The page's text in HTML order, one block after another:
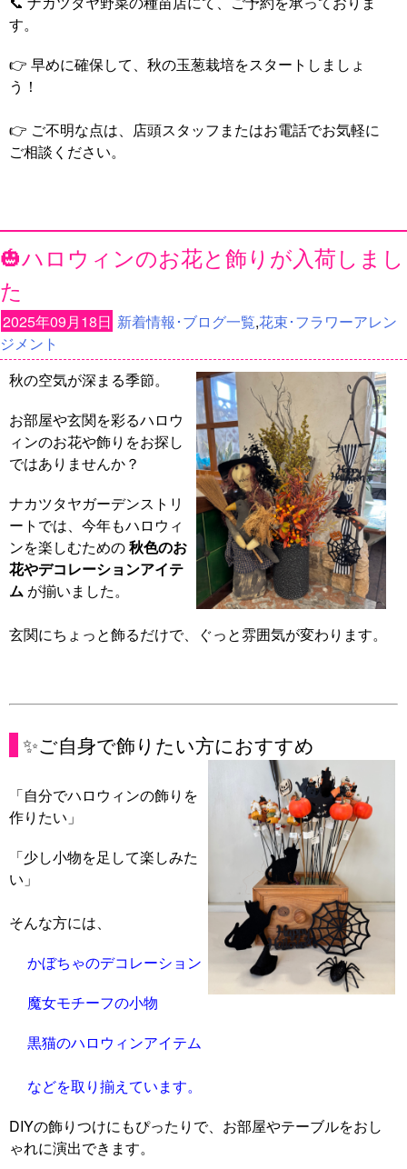
す。
👉 早めに確保して、秋の玉葱栽培をスタートしましょ
う！
👉 ご不明な点は、店頭スタッフまたはお電話でお気軽に
ご相談ください。
🎃ハロウィンのお花と飾りが入荷しまし
た
2025年09月18日 新着情報･ブログ一覧,花束･フラワーアレン
ジメント
秋の空気が深まる季節。
お部屋や玄関を彩るハロウ
ィンのお花や飾りをお探し
ではありませんか？
ナカツタヤガーデンストリ
ートでは、今年もハロウィ
ンを楽しむための秋色のお
花やデコレーションアイテ
ム が揃いました。
玄関にちょっと飾るだけで、ぐっと雰囲気が変わります。
✨ご自身で飾りたい方におすすめ
「自分でハロウィンの飾りを
作りたい」
「少し小物を足して楽しみた
い」
そんな方には、
かぼちゃのデコレーション
魔女モチーフの小物
黒猫のハロウィンアイテム
などを取り揃えています。
DIYの飾りつけにもぴったりで、お部屋やテーブルをおし
ゃれに演出できます。